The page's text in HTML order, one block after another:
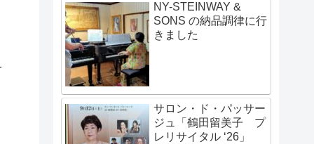
NY-STEINWAY &
SONS の納品調律に行
きました
サロン・ド・パッサー
ジュ「鶴田留美子 プ
レリサイタル ‘26」